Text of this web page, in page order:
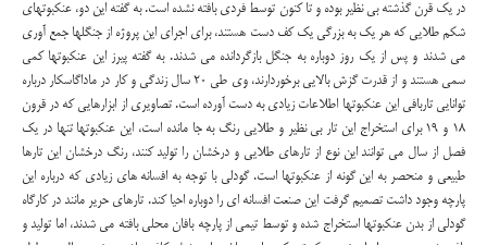
در یک قرن گذشته بی نظیر بوده و تا کنون توسط فردی بافته نشده است. به گفته این دو، عنکبوتهای
شکم طلایی که هر یک به بزرگی یک کف دست هستند، برای اجرای این پروژه از جنگلها جمع آوری
می شدند و پس از یک روز دوباره به جنگل بازگردانده می شدند. به گفته پیرز این عنکبوتها کمی
سمی هستند و از قدرت گزش بالایی برخوردارند، وی طی 20 سال زندگی و کار در ماداگاسکار درباره
توانایی تاربافی این عنکبوتها اطلاعات زیادی به دست آورده است. تصاویری از ابزارهایی که در قرون
18 و 19 برای استخراج این تار بی نظیر و طلایی رنگ به جا مانده است، این عنکبوتها تنها در یک
فصل از سال می توانند این نوع از تارهای طلایی و درخشان را تولید کنند، رنگ درخشان این تارها
طبیعی و منحصر به این گونه از عنکبوتها است. گودلی با توجه به افسانه های زیادی که درباره این
پارچه وجود داشت تصمیم گرفت این صنعت افسانه ای را دوباره احیا کند. تارهای حریر مانند در کارگاه
گودلی از بدن عنکبوتها استخراج شده و توسط تیمی از پارچه بافان محلی بافته می شدند، اما تولید و